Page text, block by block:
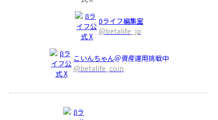
βライフ編集室
@betalife_jp
こいんちゃん＠資産運用挑戦中
@betalife_coin